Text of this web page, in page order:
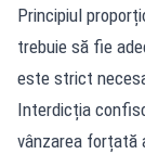
Principiul
trebuie să fie
este strict
Interdicția
vânzarea forțată